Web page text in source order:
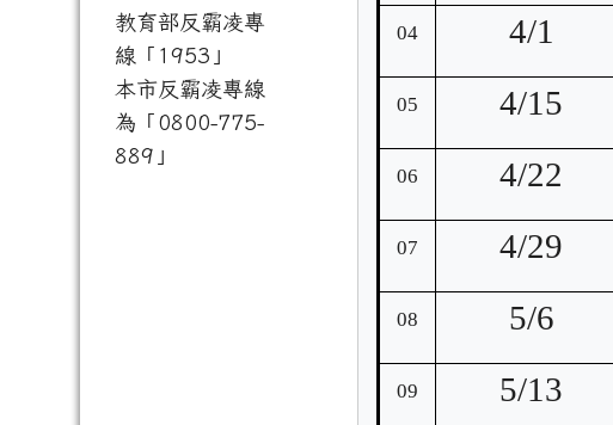
04 4/1
05 4/15
06 4/22
07 4/29
08 5/6
09 5/13
教育部反霸凌專
線「1953」
本市反霸凌專線
為「0800-775-
889」